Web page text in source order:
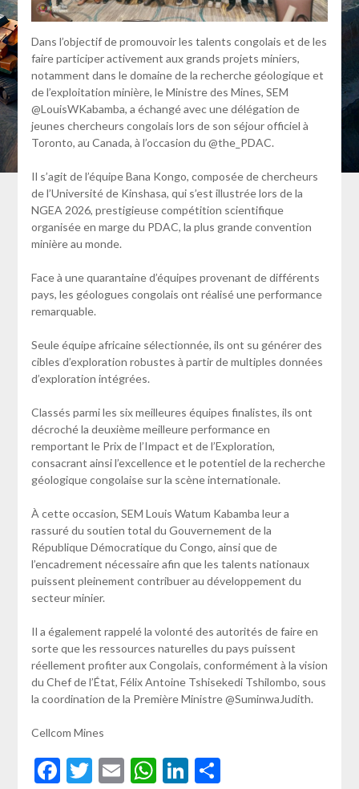
Dans l’objectif de promouvoir les talents congolais et de les
faire participer activement aux grands projets miniers,
notamment dans le domaine de la recherche géologique et
de l’exploitation minière, le Ministre des Mines, SEM
@LouisWKabamba, a échangé avec une délégation de
jeunes chercheurs congolais lors de son séjour officiel à
Toronto, au Canada, à l’occasion du @the_PDAC.
Il s’agit de l’équipe Bana Kongo, composée de chercheurs
de l’Université de Kinshasa, qui s’est illustrée lors de la
NGEA 2026, prestigieuse compétition scientifique
organisée en marge du PDAC, la plus grande convention
minière au monde.
Face à une quarantaine d’équipes provenant de différents
pays, les géologues congolais ont réalisé une performance
remarquable.
Seule équipe africaine sélectionnée, ils ont su générer des
cibles d’exploration robustes à partir de multiples données
d’exploration intégrées.
Classés parmi les six meilleures équipes finalistes, ils ont
décroché la deuxième meilleure performance en
remportant le Prix de l’Impact et de l’Exploration,
consacrant ainsi l’excellence et le potentiel de la recherche
géologique congolaise sur la scène internationale.
À cette occasion, SEM Louis Watum Kabamba leur a
rassuré du soutien total du Gouvernement de la
République Démocratique du Congo, ainsi que de
l’encadrement nécessaire afin que les talents nationaux
puissent pleinement contribuer au développement du
secteur minier.
Il a également rappelé la volonté des autorités de faire en
sorte que les ressources naturelles du pays puissent
réellement profiter aux Congolais, conformément à la vision
du Chef de l’État, Félix Antoine Tshisekedi Tshilombo, sous
la coordination de la Première Ministre @SuminwaJudith.
Cellcom Mines
Facebook
Twitter
EmailWhatsApp
LinkedIn
Partager